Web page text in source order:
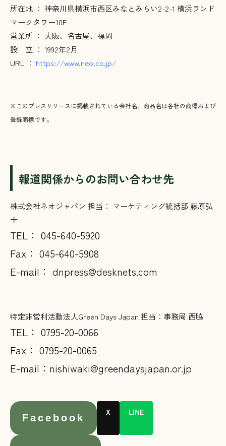
所在地 ： 神奈川県横浜市西区みなとみらい2-2-1 横浜ランド
マークタワー10F
営業所 ： 大阪、名古屋、福岡
設 立 ： 1992年2月
URL ： https://www.neo.co.jp/
※このプレスリリースに掲載されている会社名、商品名は各社の商標および
登録商標です。
報道関係からのお問い合わせ先
株式会社ネオジャパン 担当： マーケティング統括部 藤原弘
圭
TEL： 045-640-5920
Fax： 045-640-5908
E-mail： dnpress@desknets.com
特定非営利活動法人Green Days Japan 担当：事務局 西脇
TEL： 0795-20-0066
Fax： 0795-20-0065
E-mail： nishiwaki@greendaysjapan.or.jp
Facebook
X LINE